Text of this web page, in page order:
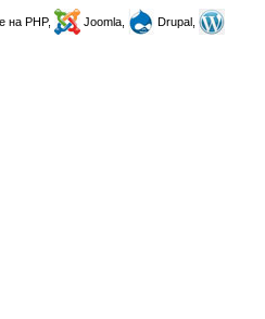
на PHP, Joomla,
Drupal,